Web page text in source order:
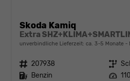
Skoda Kamiq
unverbindliche Lieferzeit: ca. 3-5 Monate
Fahrzeugnr. 207938 Getriebe
Kraftstoff Benzin Leistung